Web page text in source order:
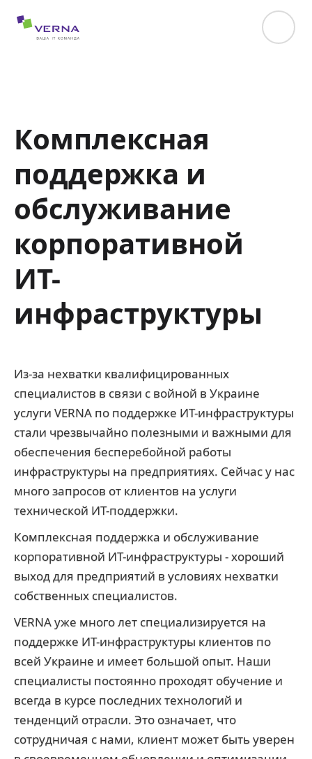
Комплексная
поддержка и
обслуживание
корпоративной
ИТ-
инфраструктуры
Из-за нехватки квалифицированных
специалистов в связи с войной в Украине
услуги VERNA по поддержке ИТ-инфраструктуры
стали чрезвычайно полезными и важными для
обеспечения бесперебойной работы
инфраструктуры на предприятиях. Сейчас у нас
много запросов от клиентов на услуги
технической ИТ-поддержки.
Комплексная поддержка и обслуживание
корпоративной ИТ-инфраструктуры - хороший
выход для предприятий в условиях нехватки
собственных специалистов.
VERNA уже много лет специализируется на
поддержке ИТ-инфраструктуры клиентов по
всей Украине и имеет большой опыт. Наши
специалисты постоянно проходят обучение и
всегда в курсе последних технологий и
тенденций отрасли. Это означает, что
сотрудничая с нами, клиент может быть уверен